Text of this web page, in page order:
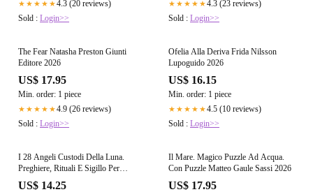
★★★★★4.3 (20 reviews)
Sold : Login>>
★★★★★4.3 (23 reviews)
Sold : Login>>
The Fear Natasha Preston Giunti
Editore 2026
US$ 17.95
Min. order: 1 piece
★★★★★4.9 (26 reviews)
Sold : Login>>
Ofelia Alla Deriva Frida Nilsson
Lupoguido 2026
US$ 16.15
Min. order: 1 piece
★★★★★4.5 (10 reviews)
Sold : Login>>
I 28 Angeli Custodi Della Luna.
Preghiere, Rituali E Sigillo Per
Ricevere Assi
US$ 14.25
Il Mare. Magico Puzzle Ad Acqua.
Con Puzzle Matteo Gaule Sassi 2026
US$ 17.95